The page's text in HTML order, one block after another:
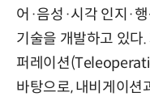
어·음성·시각 인지·
기술을 개발하고 있다
퍼레이션
바탕으로, 내비게이션